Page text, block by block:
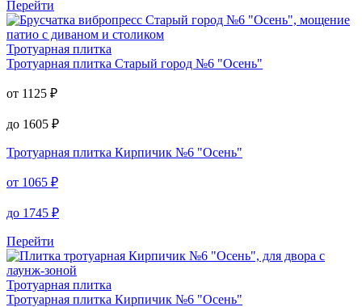
Перейти
Тротуарная плитка
Тротуарная плитка Старый город №6 "Осень"
от 1125 ₽
до 1605 ₽
Тротуарная плитка Кирпичик №6 "Осень"
от 1065 ₽
до 1745 ₽
Перейти
Тротуарная плитка
Тротуарная плитка Кирпичик №6 "Осень"